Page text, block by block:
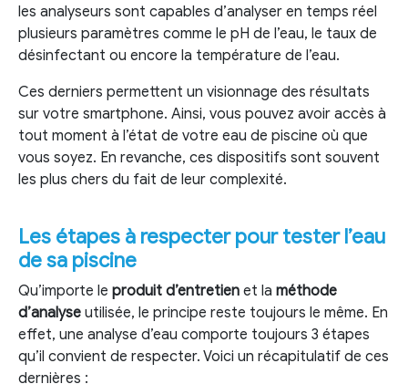
les analyseurs sont capables d’analyser en temps réel
plusieurs paramètres comme le pH de l’eau, le taux de
désinfectant ou encore la température de l’eau.
Ces derniers permettent un visionnage des résultats
sur votre smartphone. Ainsi, vous pouvez avoir accès à
tout moment à l’état de votre eau de piscine où que
vous soyez. En revanche, ces dispositifs sont souvent
les plus chers du fait de leur complexité.
Les étapes à respecter pour tester l’eau
de sa piscine
Qu’importe le produit d’entretien et la méthode
d’analyse utilisée, le principe reste toujours le même. En
effet, une analyse d’eau comporte toujours 3 étapes
qu’il convient de respecter. Voici un récapitulatif de ces
dernières :